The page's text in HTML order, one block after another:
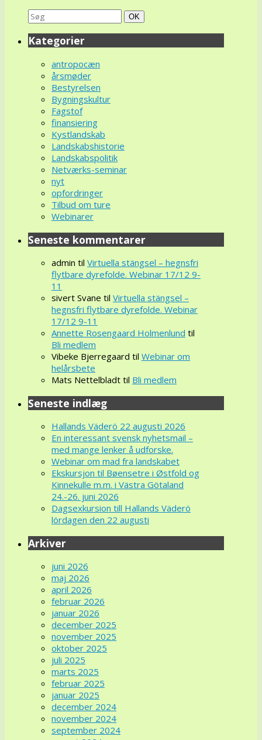
Search
for:
Søg
OK
Kategorier
antropocæn
årsmøder
Bestyrelsen
Bygningskultur
Fagstof
finansiering
Kystlandskab
Landskabshistorie
Landskabspolitik
Netværks-seminar
nyt
opfordringer
Tilbud om ture
Webinarer
Seneste kommentarer
admin til Virtuella stängsel – hegnsfri
flytbare dyrefolde. Webinar 17/12 9-
11
sivert Svane til Virtuella stängsel –
hegnsfri flytbare dyrefolde. Webinar
17/12 9-11
Annette Rosengaard Holmenlund til
Bli medlem
Vibeke Bjerregaard til Webinar om
helårsbete
Mats Nettelbladt til Bli medlem
Seneste indlæg
Hallands Väderö 22 augusti 2026
En interessant svensk nyhetsmail –
med mange lenker å udforske.
Webinar om mad fra landskabet
Ekskursjon til Bøensetre i Østfold og
Kinnekulle m.m. i Västra Götaland
24.-26. juni 2026
Dagsexkursion till Hallands Väderö
lördagen den 22 augusti
Arkiver
juni 2026
maj 2026
april 2026
februar 2026
januar 2026
december 2025
november 2025
oktober 2025
juli 2025
marts 2025
februar 2025
januar 2025
december 2024
november 2024
september 2024